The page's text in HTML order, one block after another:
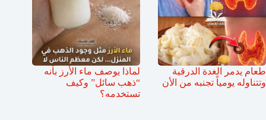
طعام يدمر الغدة الدرقية
وتتناوله يومياً تجنبه من الأن
لماذا يوصف ماء الأرز بأنه
“ذهب سائل” وكيف
تستخدمه؟